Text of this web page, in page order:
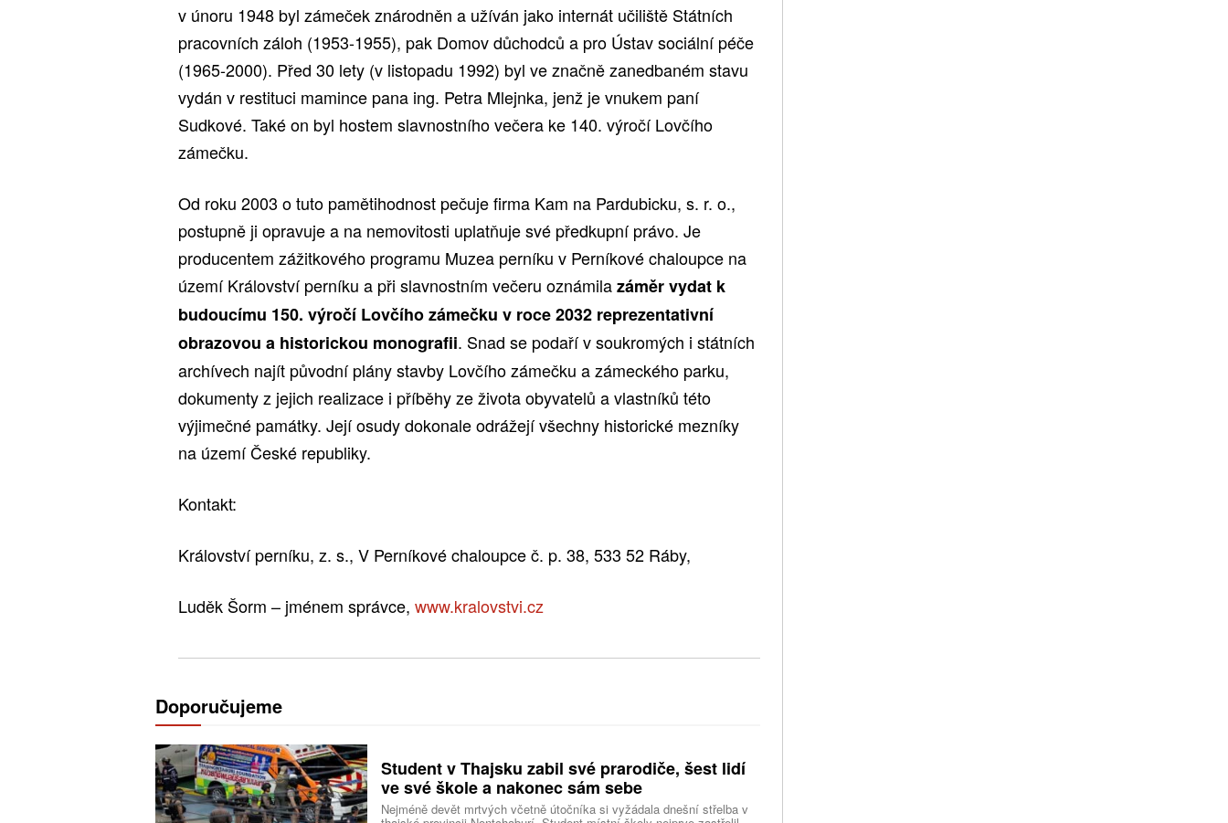
v únoru 1948 byl zámeček znárodněn a užíván jako internát učiliště Státních
pracovních záloh (1953-1955), pak Domov důchodců a pro Ústav sociální péče
(1965-2000). Před 30 lety (v listopadu 1992) byl ve značně zanedbaném stavu
vydán v restituci mamince pana ing. Petra Mlejnka, jenž je vnukem paní
Sudkové. Také on byl hostem slavnostního večera ke 140. výročí Lovčího
zámečku.
Od roku 2003 o tuto pamětihodnost pečuje firma Kam na Pardubicku, s. r. o.,
postupně ji opravuje a na nemovitosti uplatňuje své předkupní právo. Je
producentem zážitkového programu Muzea perníku v Perníkové chaloupce na
území Království perníku a při slavnostním večeru oznámilazáměr vydat k
budoucímu 150. výročí Lovčího zámečku v roce 2032 reprezentativní
obrazovou a historickou monografii. Snad se podaří v soukromých i státních
archívech najít původní plány stavby Lovčího zámečku a zámeckého parku,
dokumenty z jejich realizace i příběhy ze života obyvatelů a vlastníků této
výjimečné památky. Její osudy dokonale odrážejí všechny historické mezníky
na území České republiky.
Kontakt:
Království perníku, z. s., V Perníkové chaloupce č. p. 38, 533 52 Ráby,
Luděk Šorm – jménem správce, www.kralovstvi.cz
Doporučujeme
Student v Thajsku zabil své prarodiče, šest lidí
ve své škole a nakonec sám sebe
Nejméně devět mrtvých včetně útočníka si vyžádala dnešní střelba v